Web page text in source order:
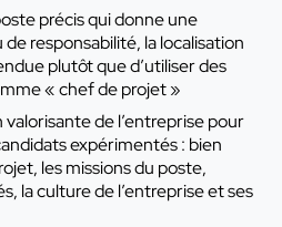
précis qui donne une
responsabilité, la localisation
plutôt que d’utiliser des
« chef de projet »
de l’entreprise pour
expérimentés : bien
les missions du poste,
la culture de l’entreprise et ses